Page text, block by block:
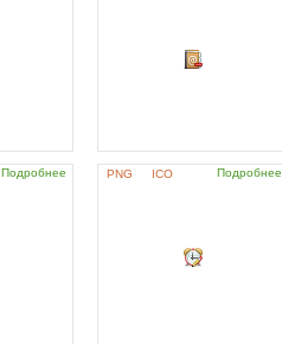
Подробнее PNG ICO Подробнее